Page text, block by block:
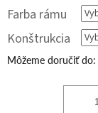
Farba rámu
Konštrukcia
Môžeme doručiť do: